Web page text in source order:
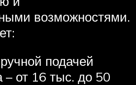
возможностями.
подачей
– от 16 тыс. до 50